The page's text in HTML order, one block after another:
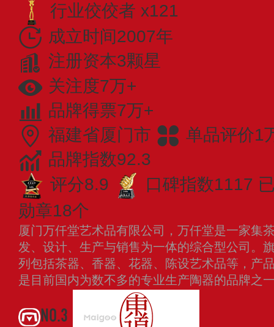
行业佼佼者 x121
成立时间2007年
注册资本3颗星
关注度7万+
品牌得票7万+
福建省厦门市
单品评价1
品牌指数92.3
评分8.9
口碑指数1117
勋章18个
厦门万仟堂艺术品有限公司，万仟堂是一家集
发、设计、生产与销售为一体的综合型公司。
列包括茶器、香器、花器、陈设艺术品等，产
是目前国内为数不多的专业生产陶器的品牌之
NO.3